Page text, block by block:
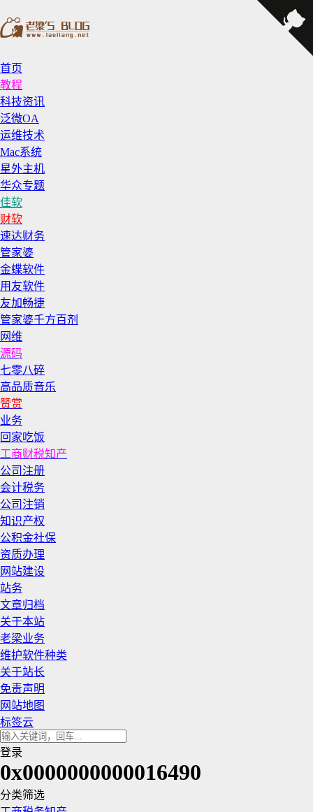
首页
教程
科技资讯
泛微OA
运维技术
Mac系统
星外主机
华众专题
佳软
财软
速达财务
管家婆
金蝶软件
用友软件
友加畅捷
管家婆千方百剂
网维
源码
七零八碎
高品质音乐
赞赏
业务
回家吃饭
工商财税知产
公司注册
会计税务
公司注销
知识产权
公积金社保
资质办理
网站建设
站务
文章归档
关于本站
老梁业务
维护软件种类
关于站长
免责声明
网站地图
标签云
登录
0x0000000000016490
分类筛选